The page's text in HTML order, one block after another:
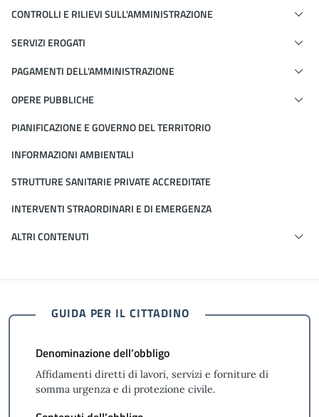
CONTROLLI E RILIEVI SULL'AMMINISTRAZIONE
SERVIZI EROGATI
PAGAMENTI DELL'AMMINISTRAZIONE
OPERE PUBBLICHE
PIANIFICAZIONE E GOVERNO DEL TERRITORIO
INFORMAZIONI AMBIENTALI
STRUTTURE SANITARIE PRIVATE ACCREDITATE
INTERVENTI STRAORDINARI E DI EMERGENZA
ALTRI CONTENUTI
GUIDA PER IL CITTADINO
Denominazione dell’obbligo
Affidamenti diretti di lavori, servizi e forniture di
somma urgenza e di protezione civile.